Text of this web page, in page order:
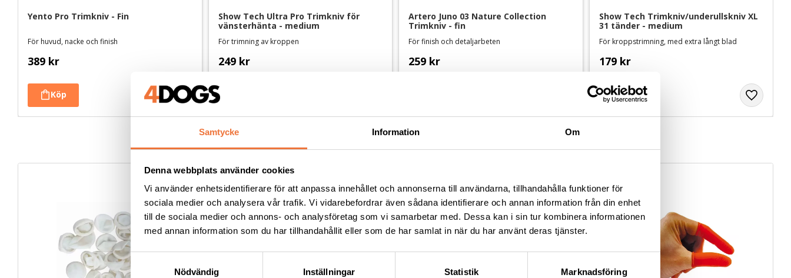
Samtycke Information Om
Denna webbplats använder cookies
Vi använder enhetsidentifierare för att anpassa innehållet och annonserna till användarna, tillhandahålla funktioner för
sociala medier och analysera vår trafik. Vi vidarebefordrar även sådana identifierare och annan information från din enhet
till de sociala medier och annons- och analysföretag som vi samarbetar med. Dessa kan i sin tur kombinera informationen
med annan information som du har tillhandahållit eller som de har samlat in när du har använt deras tjänster.
S
a
Nödvändig Inställningar Statistik Marknadsföring
Yento Pro Trimkniv - Fin
För huvud, nacke och finish
389 kr
Show Tech Ultra Pro Trimkniv för
vänsterhänta - medium
För trimning av kroppen
249 kr
Artero Juno 03 Nature Collection
Trimkniv - fin
För finish och detaljarbeten
259 kr
Show Tech Trimkniv/underullskniv XL
31 tänder - medium
För kroppstrimning, med extra långt blad
179 kr
Andra köpte även